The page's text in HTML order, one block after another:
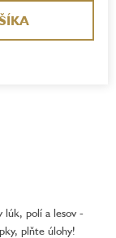
lúk, polí a lesov -
plňte úlohy!